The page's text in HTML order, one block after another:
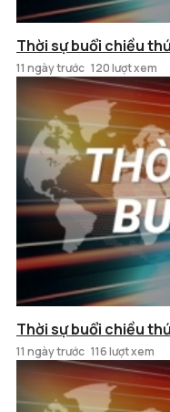
Thời sự buổi chiều
11 ngày trước 120 lượt xem
Thời sự buổi chiều
11 ngày trước 116 lượt xem